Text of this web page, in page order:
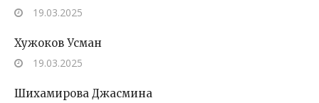
19.03.2025
Хужоков Усман
19.03.2025
Шихамирова Джасмина